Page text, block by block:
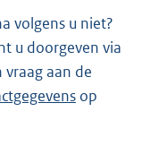
volgens u niet?
u doorgeven via
vraag aan de
op